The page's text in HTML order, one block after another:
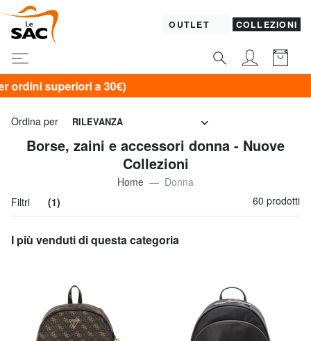
OUTLET COLLEZIONI
Ordina per RILEVANZA
Borse, zaini e accessori donna - Nuove
Collezioni
Home
Donna
Filtri
(1) 60 prodotti
I più venduti di questa categoria